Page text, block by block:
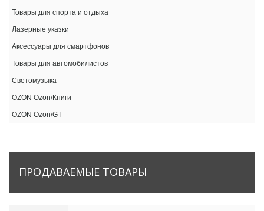
Товары для спорта и отдыха
Лазерные указки
Аксессуары для смартфонов
Товары для автомобилистов
Светомузыка
OZON Ozon/Книги
OZON Ozon/GT
ПРОДАВАЕМЫЕ ТОВАРЫ